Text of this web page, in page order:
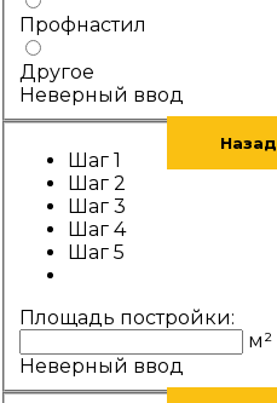
Профнастил
Другое
Неверный ввод
Назад
Шаг 1
Шаг 2
Шаг 3
Шаг 4
Шаг 5
Площадь постройки:
м²
Неверный ввод